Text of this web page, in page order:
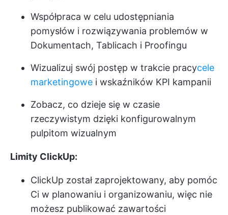
Współpraca w celu udostępniania
pomysłów i rozwiązywania problemów w
Dokumentach, Tablicach i Proofingu
Wizualizuj swój postęp w trakcie pracycele
marketingowe i wskaźników KPI kampanii
Zobacz, co dzieje się w czasie
rzeczywistym dzięki konfigurowalnym
pulpitom wizualnym
Limity ClickUp:
ClickUp został zaprojektowany, aby pomóc
Ci w planowaniu i organizowaniu, więc nie
możesz publikować zawartości